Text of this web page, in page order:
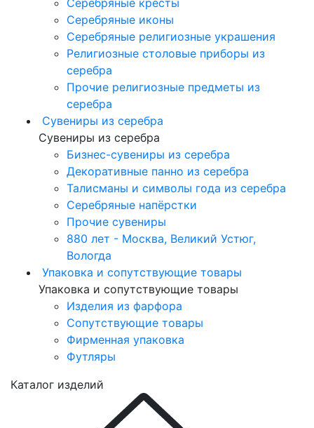
Серебряные иконы
Серебряные религиозные украшения
Религиозные столовые приборы из
серебра
Прочие религиозные предметы из
серебра
Сувениры из серебра
Сувениры из серебра
Бизнес-сувениры из серебра
Декоративные панно из серебра
Талисманы и символы года из серебра
Серебряные напёрстки
Прочие сувениры
880 лет - Москва, Великий Устюг,
Вологда
Упаковка и сопутствующие товары
Упаковка и сопутствующие товары
Изделия из фарфора
Сопутствующие товары
Фирменная упаковка
Футляры
Каталог изделий